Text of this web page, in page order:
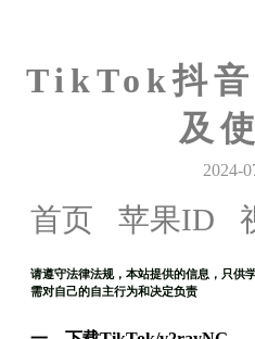
TikTok抖音
及
2024-
首页 苹果ID
请遵守法律法规，本站提供的信息，只供
需对自己的自主行为和决定负责